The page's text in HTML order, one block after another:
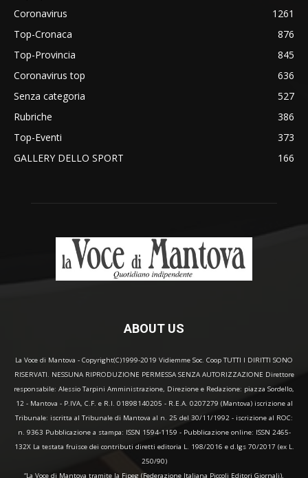
Coronavirus
1261
Top-Cronaca
876
Top-Provincia
845
Coronavirus top
636
Senza categoria
527
Rubriche
386
Top-Eventi
373
GALLERY DELLO SPORT
166
ABOUT US
La Voce di Mantova - Copyright(C)1999-2019 Vidiemme Soc. Coop TUTTI I DIRITTI SONO
RISERVATI. NESSUNA RIPRODUZIONE PERMESSA SENZA AUTORIZZAZIONE Direttore
responsabile: Alessio Tarpini Amministrazione, Direzione e Redazione: piazza Sordello,
12 - Mantova - P.IVA, C.F. e R.I. 01898140205 - R.E.A. 0207279 (Mantova) iscrizione al
Tribunale: iscritta al Tribunale di Mantova al n. 25 del 30/11/1992 - iscrizione al ROC:
n. 9363 Pubblicazione a stampa: ISSN 1594-1159 - Pubblicazione online: ISSN 2465-
132X La testata fruisce dei contributi diretti editoria L. 198/2016 e d.lgs 70/2017 (ex L.
250/90)
“La Voce di Mantova tramite la Fipeg (Federazione Italiana Piccoli Editori Giornali),